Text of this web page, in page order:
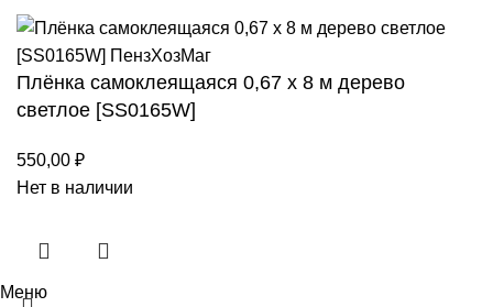
Плёнка самоклеящаяся 0,67 х 8 м дерево
светлое [SS0165W]
550,00 ₽
Нет в наличии
Меню